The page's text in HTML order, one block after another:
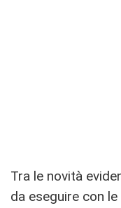
Tra le novità
da eseguire con